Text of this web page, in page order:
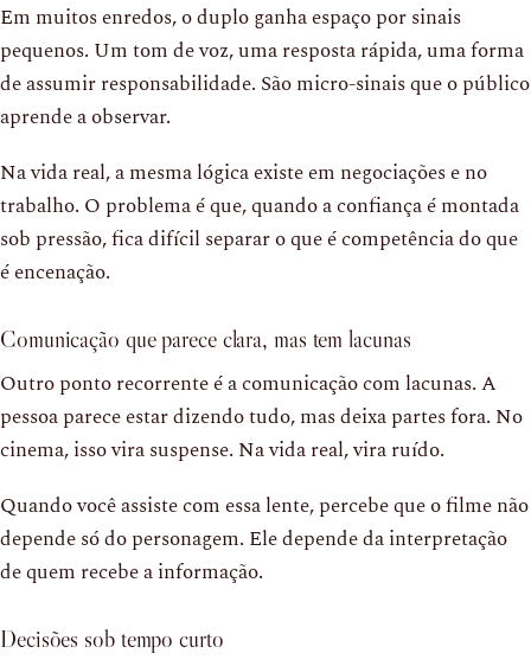
Em muitos enredos, o duplo ganha espaço por sinais
pequenos. Um tom de voz, uma resposta rápida, uma forma
de assumir responsabilidade. São micro-sinais que o público
aprende a observar.
Na vida real, a mesma lógica existe em negociações e no
trabalho. O problema é que, quando a confiança é montada
sob pressão, fica difícil separar o que é competência do que
é encenação.
Comunicação que parece clara, mas tem lacunas
Outro ponto recorrente é a comunicação com lacunas. A
pessoa parece estar dizendo tudo, mas deixa partes fora. No
cinema, isso vira suspense. Na vida real, vira ruído.
Quando você assiste com essa lente, percebe que o filme não
depende só do personagem. Ele depende da interpretação
de quem recebe a informação.
Decisões sob tempo curto